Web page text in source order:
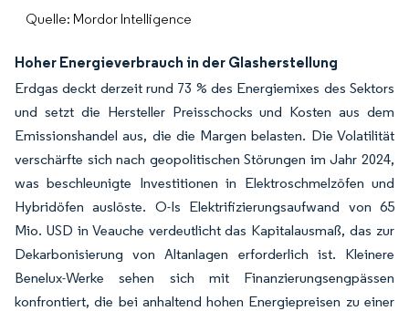
Quelle: Mordor Intelligence
Hoher Energieverbrauch in der Glasherstellung
Erdgas deckt derzeit rund 73 % des Energiemixes des Sektors
und setzt die Hersteller Preisschocks und Kosten aus dem
Emissionshandel aus, die die Margen belasten. Die Volatilität
verschärfte sich nach geopolitischen Störungen im Jahr 2024,
was beschleunigte Investitionen in Elektroschmelzöfen und
Hybridöfen auslöste. O-Is Elektrifizierungsaufwand von 65
Mio. USD in Veauche verdeutlicht das Kapitalausmaß, das zur
Dekarbonisierung von Altanlagen erforderlich ist. Kleinere
Benelux-Werke sehen sich mit Finanzierungsengpässen
konfrontiert, die bei anhaltend hohen Energiepreisen zu einer